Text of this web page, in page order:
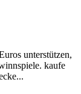
unterstützen,
kaufe